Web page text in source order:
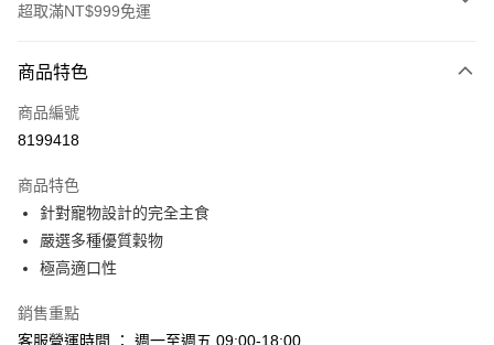
超取滿NT$999免運
信用卡一次付款
信用卡分期付款
合作金庫商業銀行
華南商業銀行
上海商業儲蓄銀行
國泰世華商業銀行
匯豐（台灣）商業銀行
聯邦商業銀行
遠東國際商業銀行
超商取貨付款
LINE Pay
街口支付
商品特色
商品編號
8199418
商品特色
針對寵物設計的完全主食
嚴選多種優質穀物
極高適口性
銷售重點
客服營運時間 ： 週一至週五 09:00-18:00